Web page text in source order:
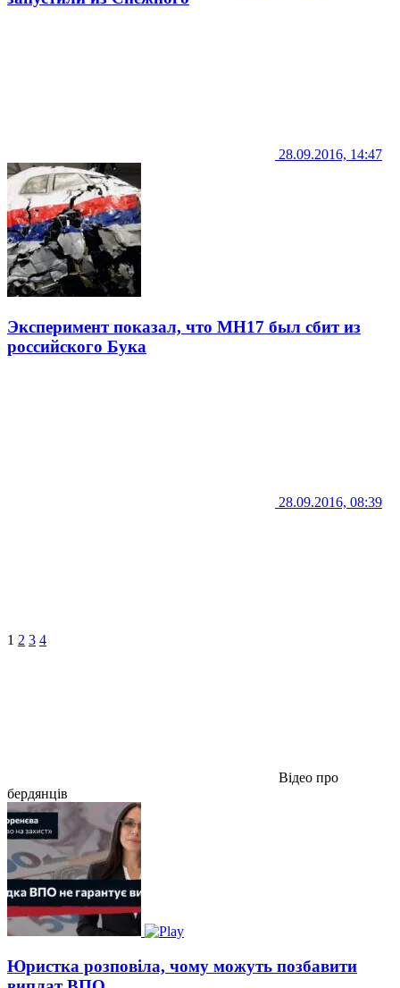
28.09.2016, 14:47
Эксперимент показал, что MH17 был сбит из
российского Бука
28.09.2016, 08:39
1 2 3 4
Відео про
бердянців
Юристка розповіла, чому можуть позбавити